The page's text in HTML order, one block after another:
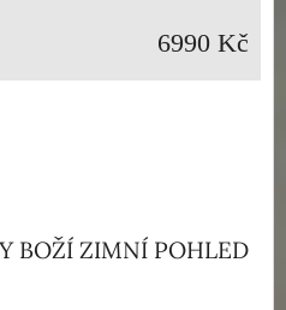
6990 Kč
BOŽÍ ZIMNÍ POHLED